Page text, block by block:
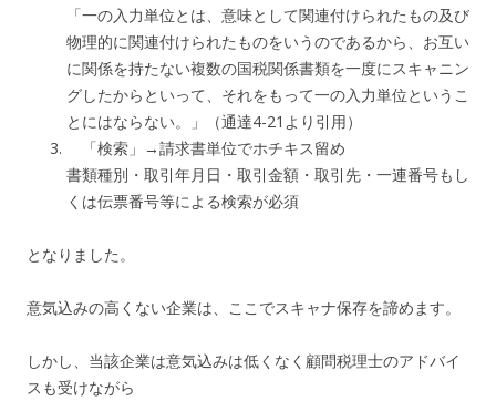
「一の入力単位とは、意味として関連付けられたもの及び
物理的に関連付けられたものをいうのであるから、お互い
に関係を持たない複数の国税関係書類を一度にスキャニン
グしたからといって、それをもって一の入力単位というこ
とにはならない。」（通達4-21より引用）
「検索」→請求書単位でホチキス留め
書類種別・取引年月日・取引金額・取引先・一連番号もし
くは伝票番号等による検索が必須
となりました。
意気込みの高くない企業は、ここでスキャナ保存を諦めます。
しかし、当該企業は意気込みは低くなく顧問税理士のアドバイ
スも受けながら